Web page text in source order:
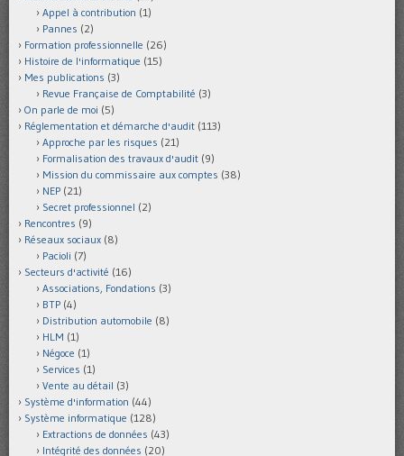
Appel à contribution (1)
Pannes (2)
Formation professionnelle (26)
Histoire de l'informatique (15)
Mes publications (3)
Revue Française de Comptabilité (3)
On parle de moi (5)
Réglementation et démarche d'audit (113)
Approche par les risques (21)
Formalisation des travaux d'audit (9)
Mission du commissaire aux comptes (38)
NEP (21)
Secret professionnel (2)
Rencontres (9)
Réseaux sociaux (8)
Pacioli (7)
Secteurs d'activité (16)
Associations, Fondations (3)
BTP (4)
Distribution automobile (8)
HLM (1)
Négoce (1)
Services (1)
Vente au détail (3)
Système d'information (44)
Système informatique (128)
Extractions de données (43)
Intégrité des données (20)